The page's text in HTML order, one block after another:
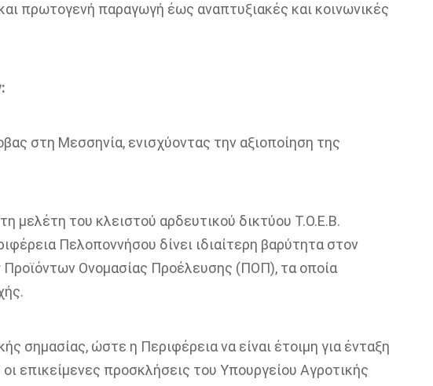
πρωτογενή παραγωγή έως αναπτυξιακές και κοινωνικές
στη Μεσσηνία, ενισχύοντας την αξιοποίηση της
μελέτη του κλειστού αρδευτικού δικτύου Τ.Ο.Ε.Β.
Πελοποννήσου δίνει ιδιαίτερη βαρύτητα στον
Ονομασίας Προέλευσης (ΠΟΠ), τα οποία
σημασίας, ώστε η Περιφέρεια να είναι έτοιμη για ένταξη
επικείμενες προσκλήσεις του Υπουργείου Αγροτικής